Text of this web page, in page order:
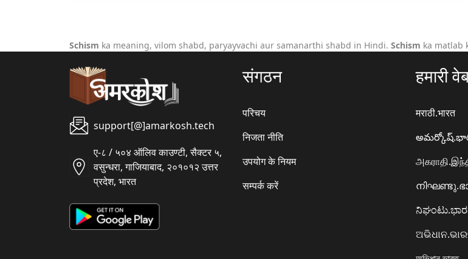
Schism ka meaning, vilom shabd, paryayvachi aur samanarthi shabd in Hindi. Schism ka matlab
support[@]amarkosh.tech
ए-८ / ५०४ ऑलिव काउण्टी, सैक्टर ५,
वसुन्धरा, गाजियाबाद, २०१०१२ उत्तर
प्रदेश, भारत
संगठन
परिचय
निजता नीति
उपयोग के नियम
सम्पर्क करें
हमारी
मराठी.भारत